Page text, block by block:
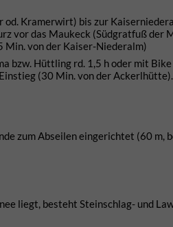
Kramerwirt) bis zur
vor das Maukeck (Südgratfuß der
Min. von der Kaiser-Niederalm)
bzw. Hüttling rd. 1,5 h oder mit
(30 Min. von der Ackerlhütte).
zum Abseilen eingerichtet (60 m,
liegt, besteht Steinschlag- und